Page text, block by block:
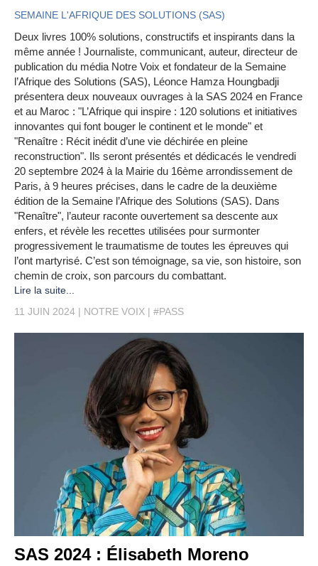
SEMAINE L'AFRIQUE DES SOLUTIONS (SAS)
Deux livres 100% solutions, constructifs et inspirants dans la
même année ! Journaliste, communicant, auteur, directeur de
publication du média Notre Voix et fondateur de la Semaine
l’Afrique des Solutions (SAS), Léonce Hamza Houngbadji
présentera deux nouveaux ouvrages à la SAS 2024 en France
et au Maroc : "L’Afrique qui inspire : 120 solutions et initiatives
innovantes qui font bouger le continent et le monde" et
"Renaître : Récit inédit d’une vie déchirée en pleine
reconstruction". Ils seront présentés et dédicacés le vendredi
20 septembre 2024 à la Mairie du 16ème arrondissement de
Paris, à 9 heures précises, dans le cadre de la deuxième
édition de la Semaine l’Afrique des Solutions (SAS). Dans
"Renaître", l’auteur raconte ouvertement sa descente aux
enfers, et révèle les recettes utilisées pour surmonter
progressivement le traumatisme de toutes les épreuves qui
l’ont martyrisé. C’est son témoignage, sa vie, son histoire, son
chemin de croix, son parcours du combattant.
Lire la suite...
11 JUIN 2024
NOTRE VOIX #PASS
SAS 2024 : Élisabeth Moreno